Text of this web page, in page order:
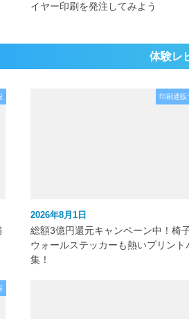
イヤー印刷を発注してみよう
体験レ
印刷通販
2026年8月1日
総額3億円還元キャンペーン中！椅
ウォールステッカーも熱いプリント
集！